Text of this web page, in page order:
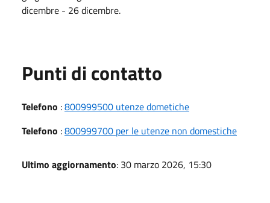
dicembre - 26 dicembre.
Punti di contatto
Telefono :800999500 utenze dometiche
Telefono :800999700 per le utenze non domestiche
Ultimo aggiornamento: 30 marzo 2026, 15:30